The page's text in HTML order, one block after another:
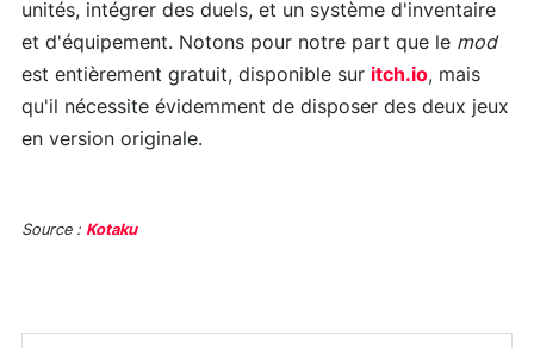
unités, intégrer des duels, et un système d'inventaire
et d'équipement. Notons pour notre part que le mod
est entièrement gratuit, disponible sur itch.io, mais
qu'il nécessite évidemment de disposer des deux jeux
en version originale.
Source : Kotaku